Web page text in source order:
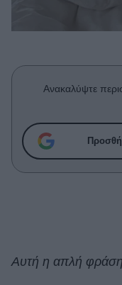
Πρόσωπα
Celebrities
Συνεντεύξεις
True Stories
Ask the Guru
Success Stories
Ανακαλύψτε
Αυτή η απλή φράση